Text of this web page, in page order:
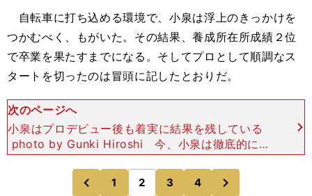
自転車に打ち込める環境で、小泉は浮上のきっかけを
つかむべく、もがいた。その結果、養成所在所成績２位
で卒業を果たすまでになる。そしてプロとして順調なス
タートを切ったのは冒頭に記したとおりだ。
次のページへ
小泉はプロデビュー後も着実に結果を残している
photo by Gunki Hiroshi 今、小泉は徹底的に他
の選手の走りを見て、研究を続けている。自分のフ
ォームの参考にするため、レースを走る相手の
前
のページへ
1 2 3 4
のページへ